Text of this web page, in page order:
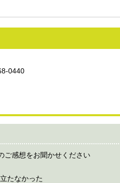
0440
ご感想をお聞かせください
たなかった